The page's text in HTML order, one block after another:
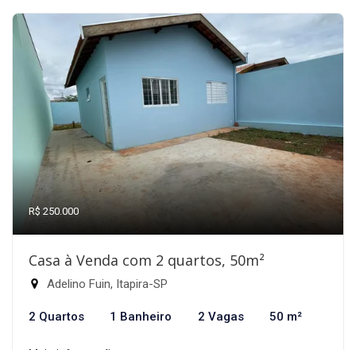
R$ 250.000
Casa à Venda com 2 quartos, 50m²
Adelino Fuin, Itapira-SP
2 Quartos 1 Banheiro 2 Vagas 50 m²